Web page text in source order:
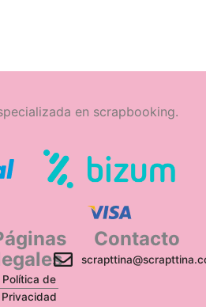
en scrapbooking.
Política de
Privacidad
Contacto